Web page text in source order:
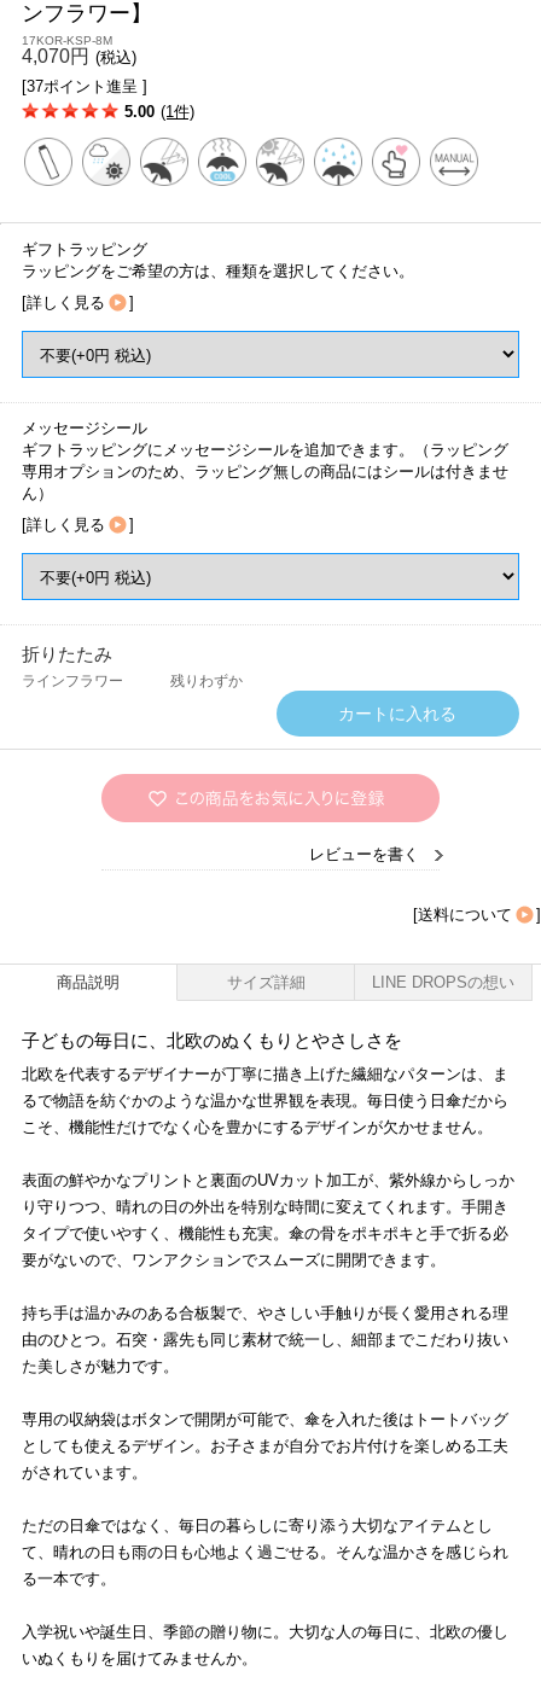
ンフラワー】
17KOR-KSP-8M
4,070円 (税込)
[37ポイント進呈 ]
5.00 (1件)
ギフトラッピング
ラッピングをご希望の方は、種類を選択してください。
[詳しく見る ]
メッセージシール
ギフトラッピングにメッセージシールを追加できます。（ラッピング
専用オプションのため、ラッピング無しの商品にはシールは付きませ
ん）
[詳しく見る ]
折りたたみ
ラインフラワー 残りわずか
レビューを書く
[送料について ]
商品説明 サイズ詳細 LINE DROPSの想い
子どもの毎日に、北欧のぬくもりとやさしさを
北欧を代表するデザイナーが丁寧に描き上げた繊細なパターンは、ま
るで物語を紡ぐかのような温かな世界観を表現。毎日使う日傘だから
こそ、機能性だけでなく心を豊かにするデザインが欠かせません。
表面の鮮やかなプリントと裏面のUVカット加工が、紫外線からしっか
り守りつつ、晴れの日の外出を特別な時間に変えてくれます。手開き
タイプで使いやすく、機能性も充実。傘の骨をポキポキと手で折る必
要がないので、ワンアクションでスムーズに開閉できます。
持ち手は温かみのある合板製で、やさしい手触りが長く愛用される理
由のひとつ。石突・露先も同じ素材で統一し、細部までこだわり抜い
た美しさが魅力です。
専用の収納袋はボタンで開閉が可能で、傘を入れた後はトートバッグ
としても使えるデザイン。お子さまが自分でお片付けを楽しめる工夫
がされています。
ただの日傘ではなく、毎日の暮らしに寄り添う大切なアイテムとし
て、晴れの日も雨の日も心地よく過ごせる。そんな温かさを感じられ
る一本です。
入学祝いや誕生日、季節の贈り物に。大切な人の毎日に、北欧の優し
いぬくもりを届けてみませんか。